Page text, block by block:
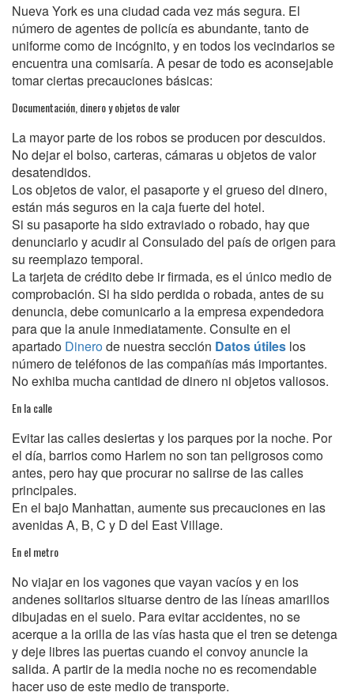
Nueva York es una ciudad cada vez más segura. El
número de agentes de policía es abundante, tanto de
uniforme como de incógnito, y en todos los vecindarios se
encuentra una comisaría. A pesar de todo es aconsejable
tomar ciertas precauciones básicas:
Documentación, dinero y objetos de valor
La mayor parte de los robos se producen por descuidos.
No dejar el bolso, carteras, cámaras u objetos de valor
desatendidos.
Los objetos de valor, el pasaporte y el grueso del dinero,
están más seguros en la caja fuerte del hotel.
Si su pasaporte ha sido extraviado o robado, hay que
denunciarlo y acudir al Consulado del país de origen para
su reemplazo temporal.
La tarjeta de crédito debe ir firmada, es el único medio de
comprobación. Si ha sido perdida o robada, antes de su
denuncia, debe comunicarlo a la empresa expendedora
para que la anule inmediatamente. Consulte en el
apartado Dinerode nuestra sección Datos útiles los
número de teléfonos de las compañías más importantes.
No exhiba mucha cantidad de dinero ni objetos valiosos.
En la calle
Evitar las calles desiertas y los parques por la noche. Por
el día, barrios como Harlem no son tan peligrosos como
antes, pero hay que procurar no salirse de las calles
principales.
En el bajo Manhattan, aumente sus precauciones en las
avenidas A, B, C y D del East Village.
En el metro
No viajar en los vagones que vayan vacíos y en los
andenes solitarios situarse dentro de las líneas amarillos
dibujadas en el suelo. Para evitar accidentes, no se
acerque a la orilla de las vías hasta que el tren se detenga
y deje libres las puertas cuando el convoy anuncie la
salida. A partir de la media noche no es recomendable
hacer uso de este medio de transporte.